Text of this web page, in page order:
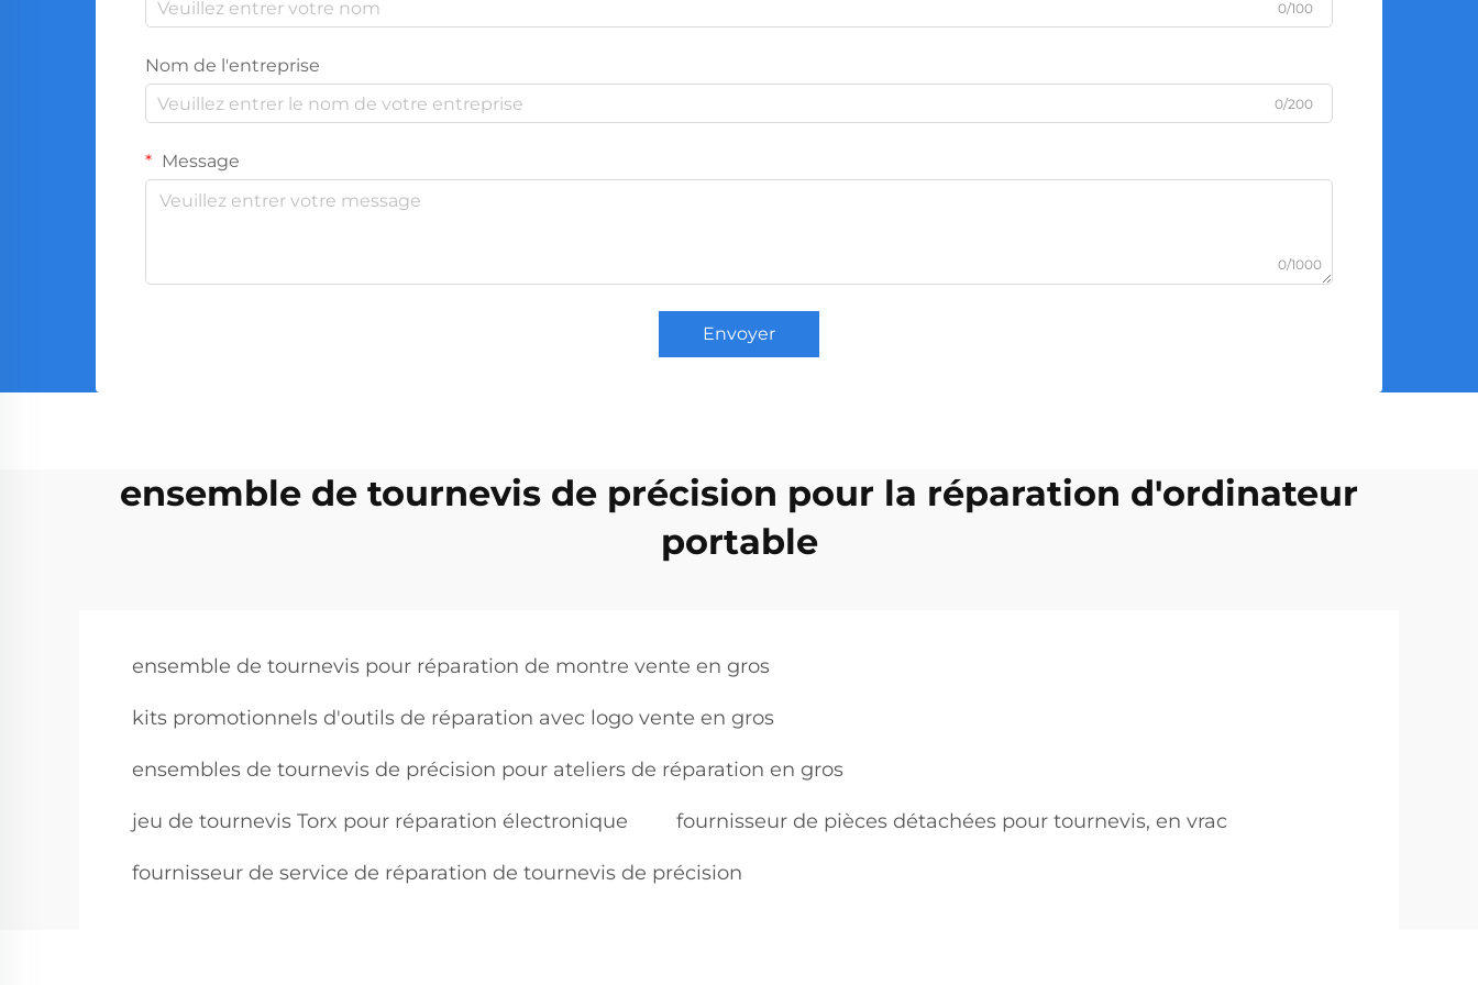
0/100
Nom de l'entreprise
0/200
Message
0/1000
Envoyer
ensemble de tournevis de précision pour la réparation d'ordinateur
portable
ensemble de tournevis pour réparation de montre vente en gros
kits promotionnels d'outils de réparation avec logo vente en gros
ensembles de tournevis de précision pour ateliers de réparation en gros
jeu de tournevis Torx pour réparation électronique fournisseur de pièces détachées pour tournevis, en vrac
fournisseur de service de réparation de tournevis de précision